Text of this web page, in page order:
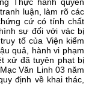
Thực hành quyền
luận, làm rõ các
cứ có tính chất
sự đối với vác bị
tố của Viện kiểm
quả, hành vi phạm
xử đã tuyên phạt bị
Văn Linh 03 năm
định về khai thác,